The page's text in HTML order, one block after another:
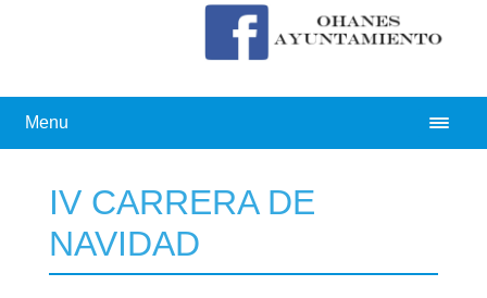
Menu
IV CARRERA DE
NAVIDAD